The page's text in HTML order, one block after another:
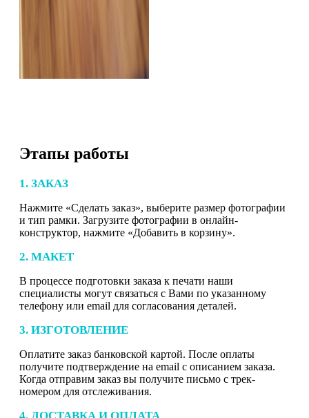
Этапы работы
1. ЗАКАЗ
Нажмите «Сделать заказ», выберите размер фотографии
и тип рамки. Загрузите фотографии в онлайн-
конструктор, нажмите «Добавить в корзину».
2. МАКЕТ
В процессе подготовки заказа к печати наши
специалисты могут связаться с Вами по указанному
телефону или email для согласования деталей.
3. ИЗГОТОВЛЕНИЕ
Оплатите заказ банковской картой. После оплаты
получите подтверждение на email с описанием заказа.
Когда отправим заказ вы получите письмо с трек-
номером для отслеживания.
4. ДОСТАВКА И ОПЛАТА